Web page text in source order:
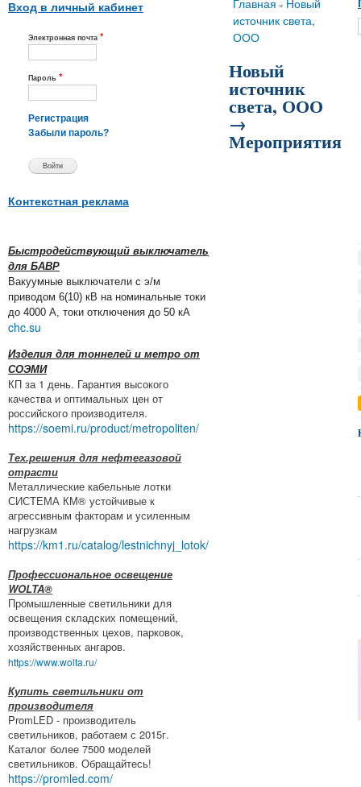
Вход в личный кабинет
Электронная почта *
Пароль *
Регистрация
Забыли пароль?
Контекстная реклама
Быстродействующий выключатель
для БАВР
Вакуумные выключатели с э/м
приводом 6(10) кВ на номинальные токи
до 4000 А, токи отключения до 50 кА
chc.su
Изделия для тоннелей и метро от
СОЭМИ
КП за 1 день. Гарантия высокого
качества и оптимальных цен от
российского производителя.
https://soemi.ru/product/metropoliten/
Тех.решения для нефтегазовой
отрасти
Металлические кабельные лотки
СИСТЕМА КМ® устойчивые к
агрессивным факторам и усиленным
нагрузкам
https://km1.ru/catalog/lestnichnyj_lotok/
Профессиональное освещение
WOLTA®
Промышленные светильники для
освещения складских помещений,
производственных цехов, парковок,
хозяйственных ангаров.
https://www.wolta.ru/
Купить светильники от
производителя
PromLED - производитель
светильников, работаем с 2015г.
Каталог более 7500 моделей
светильников. Обращайтесь!
https://promled.com/
Вы здесь
Главная » Новый
источник света,
ООО
Новый
источник
света, ООО
→
Мероприятия